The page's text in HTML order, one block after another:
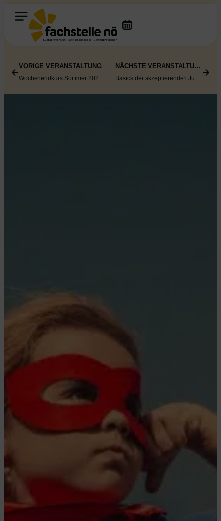
VORIGE VERANSTALTUNG
Wochenendkurs Sommer 2026: „Gemeinsam stark werden“ für den elementaren Bildungsbereich
NÄCHSTE VERANSTALTUNG
Basics der akzeptierenden Jugend- und Suchtarbeit